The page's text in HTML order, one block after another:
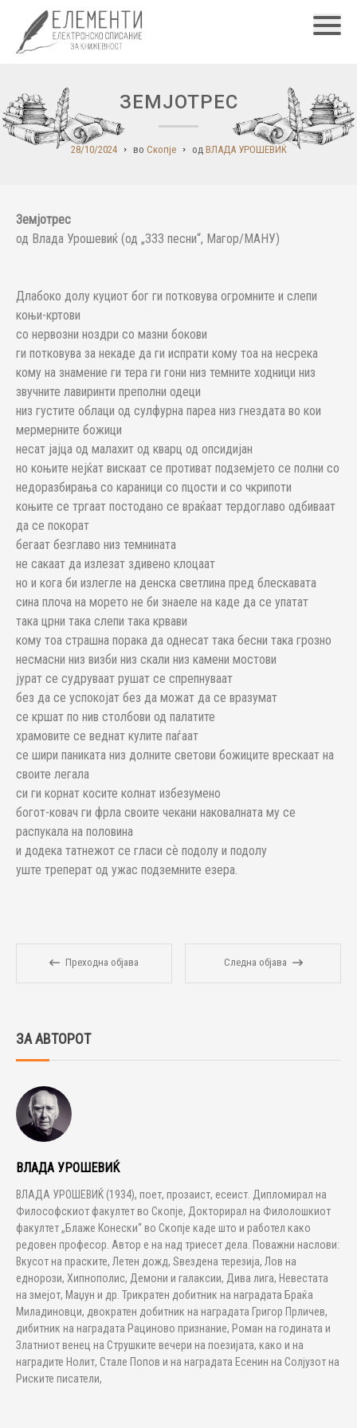
ЗЕМЈОТРЕС
28/10/2024 во Скопје од ВЛАДА УРОШЕВИЌ
Земјотрес
од Влада Урошевиќ (од „333 песни“, Магор/МАНУ)
Длабоко долу куциот бог ги потковува огромните и слепи
коњи-кртови
со нервозни ноздри со мазни бокови
ги потковува за некаде да ги испрати кому тоа на несрека
кому на знамение ги тера ги гони низ темните ходници низ
звучните лавиринти преполни одеци
низ густите облаци од сулфурна пареа низ гнездата во кои
мермерните божици
несат јајца од малахит од кварц од опсидијан
но коњите нејќат вискаат се противат подземјето се полни со
недоразбирања со караници со пцости и со чкрипоти
коњите се тргаат постодано се враќаат тердоглаво одбиваат
да се покорат
бегаат безглаво низ темнината
не сакаат да излезат здивено клоцаат
но и кога би излегле на денска светлина пред блескавата
сина плоча на морето не би знаеле на каде да се упатат
така црни така слепи така крвави
кому тоа страшна порака да однесат така бесни така грозно
несмасни низ визби низ скали низ камени мостови
јурат се судруваат рушат се спрепнуваат
без да се успокојат без да можат да се вразумат
се кршат по нив столбови од палатите
храмовите се веднат кулите паѓаат
се шири паниката низ долните светови божиците врескаат на
своите легала
си ги корнат косите колнат избезумено
богот-ковач ги фрла своите чекани наковалната му се
распукала на половина
и додека татнежот се гласи сѐ подолу и подолу
уште треперат од ужас подземните езера.
Преходна објава Следна објава
ЗА АВТОРОТ
ВЛАДА УРОШЕВИЌ
ВЛАДА УРОШЕВИЌ (1934), поет, прозаист, есеист. Дипломирал на
Философскиот факултет во Скопје, Докторирал на Филолошкиот
факултет „Блаже Конески“ во Скопје каде што и работел како
редовен професор. Автор е на над триесет дела. Поважни наслови:
Вкусот на праските, Летен дожд, Ѕвездена терезија, Лов на
еднорози, Хипнополис, Демони и галаксии, Дива лига, Невестата
на змејот, Маџун и др. Трикратен добитник на наградата Браќа
Миладиновци, двократен добитник на наградата Григор Прличев,
дибитник на наградата Рациново признание, Роман на годината и
Златниот венец на Струшките вечери на поезијата, како и на
наградите Нолит, Стале Попов и на наградата Есенин на Солјузот на
Риските писатели,